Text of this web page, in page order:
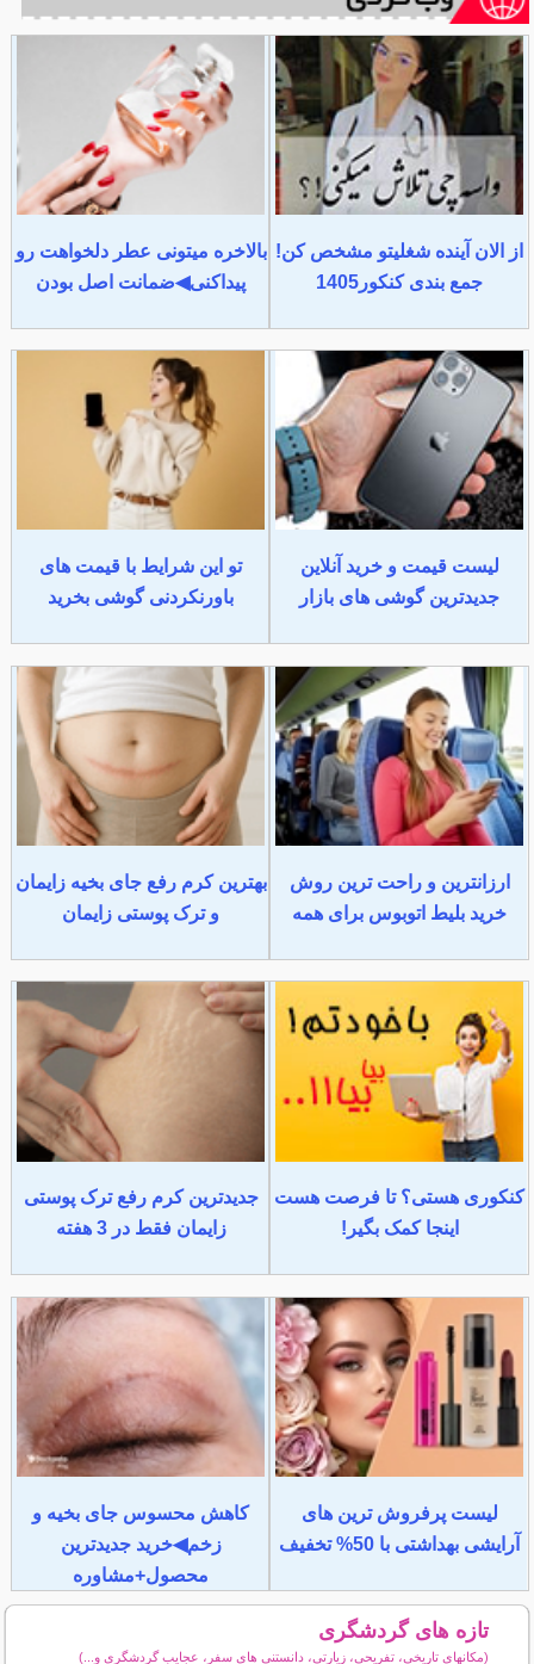
از الان آینده شغلیتو مشخص کن!
جمع بندی کنکور1405
بالاخره میتونی عطر دلخواهت رو
پیداکنی◀ضمانت اصل بودن
لیست قیمت و خرید آنلاین
جدیدترین گوشی های بازار
تو این شرایط با قیمت های
باورنکردنی گوشی بخرید
ارزانترین و راحت ترین روش
خرید بلیط اتوبوس برای همه
بهترین کرم رفع جای بخیه زایمان
و ترک پوستی زایمان
کنکوری هستی؟ تا فرصت هست
اینجا کمک بگیر!
جدیدترین کرم رفع ترک پوستی
زایمان فقط در 3 هفته
لیست پرفروش ترین های
آرایشی بهداشتی با 50% تخفیف
کاهش محسوس جای بخیه و
زخم◀خرید جدیدترین
محصول+مشاوره
تازه های گردشگری
(مكانهاي تاريخي، تفریحی، زيارتي، دانستنی های سفر، عجایب گردشگری و...)